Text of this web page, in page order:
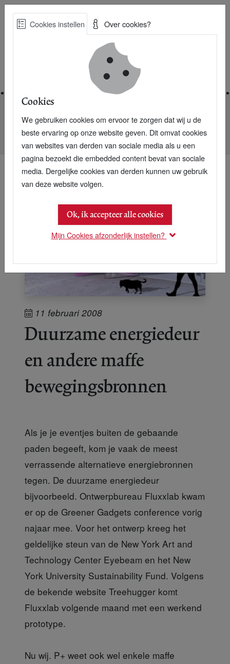
Skip
Best Practices voor een duurzame toekomst
Nieuwsarchief
Duurzame energiedeur en andere maffe bewegingsbronnen
11 februari 2008
Duurzame energiedeur
en andere maffe
bewegingsbronnen
Als je je eventjes buiten de gebaande
paden begeeft, kom je vaak de meest
verrassende alternatieve energiebronnen
tegen. De duurzame energiedeur
bijvoorbeeld. Ontwerpbureau Fluxxlab kwam
er op de Greener Gadgets conference vorig
najaar mee. Voor het ontwerp kreeg het
geldelijke steun van de New York Art and
Technology Center Eyebeam en het New
York University Sustainability Fund. Volgens
de bekende website Treehugger komt
Fluxxlab volgende maand met een werkend
prototype.
Nu wij. P+ weet ook wel enkele maffe
Cookies instellen Over cookies?
Cookies
We gebruiken cookies om ervoor te zorgen dat wij u de
beste ervaring op onze website geven. Dit omvat cookies
van websites van derden van sociale media als u een
pagina bezoekt die embedded content bevat van sociale
media. Dergelijke cookies van derden kunnen uw gebruik
van deze website volgen.
Ok, ik accepteer alle cookies
Mijn Cookies afzonderlijk instellen?